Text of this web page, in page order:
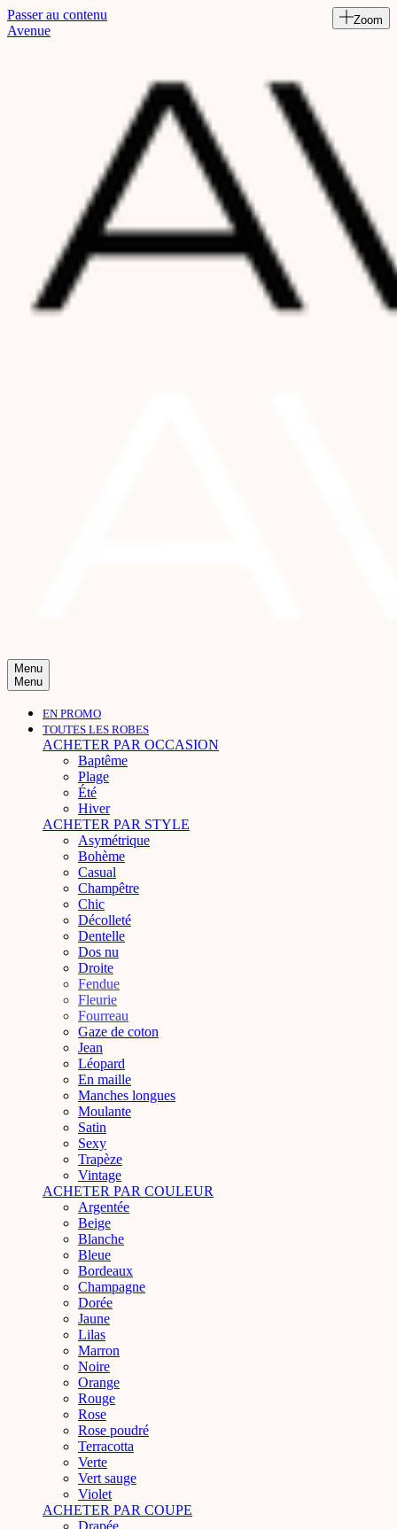
Read
Passer au contenu
Avenue
Menu
Menu
EN PROMO
TOUTES LES ROBES
ACHETER PAR OCCASION
Baptême
Plage
Été
Hiver
ACHETER PAR STYLE
Asymétrique
Bohème
Casual
Champêtre
Chic
Décolleté
Dentelle
Dos nu
Droite
Fendue
Fleurie
Fourreau
Gaze de coton
Jean
Léopard
En maille
Manches longues
Moulante
Satin
Sexy
Trapèze
Vintage
ACHETER PAR COULEUR
Argentée
Beige
Blanche
Bleue
Bordeaux
Champagne
Dorée
Jaune
Lilas
Marron
Noire
Orange
Rouge
Rose
Rose poudré
Terracotta
Verte
Vert sauge
Violet
ACHETER PAR COUPE
Drapée
Zoom